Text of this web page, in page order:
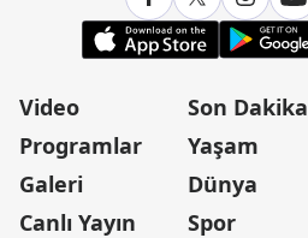
Video
Programlar
Galeri
Canlı Yayın
Son Dakika
Yaşam
Dünya
Spor